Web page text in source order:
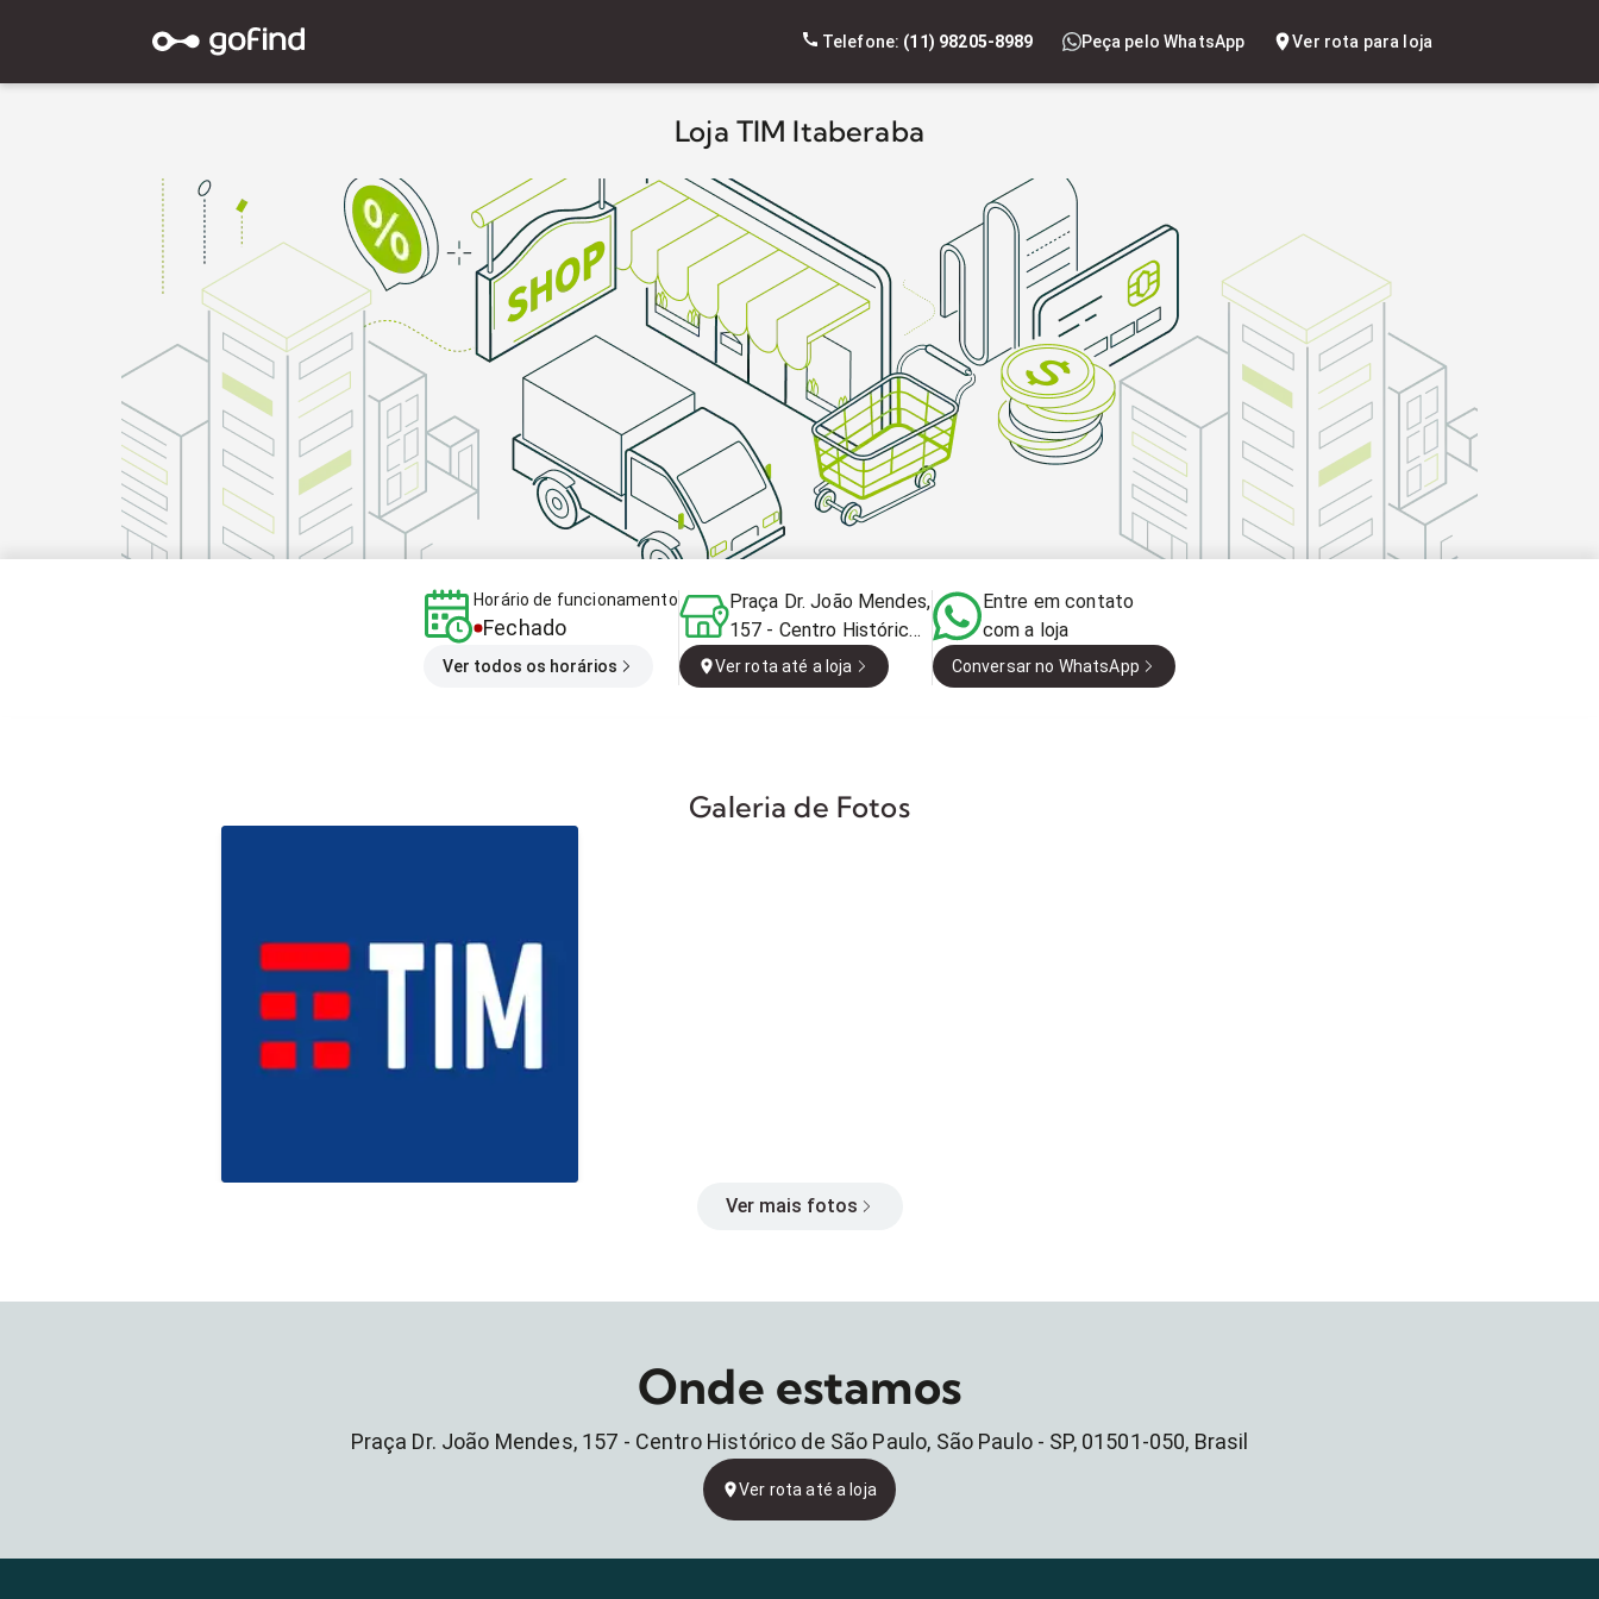
Telefone: (11) 98205-8989 Peça pelo WhatsApp Ver rota para loja
Loja TIM Itaberaba
Horário de funcionamento
Fechado
Ver todos os horários
Praça Dr. João Mendes,
157 - Centro Histórico
de São Paulo, São
Paulo - SP, 01501-050,
Ver rota até a loja
Entre em contato
com a loja
Conversar no WhatsApp
Galeria de Fotos
Ver mais fotos
Onde estamos
Praça Dr. João Mendes, 157 - Centro Histórico de São Paulo, São Paulo - SP, 01501-050, Brasil
Ver rota até a loja